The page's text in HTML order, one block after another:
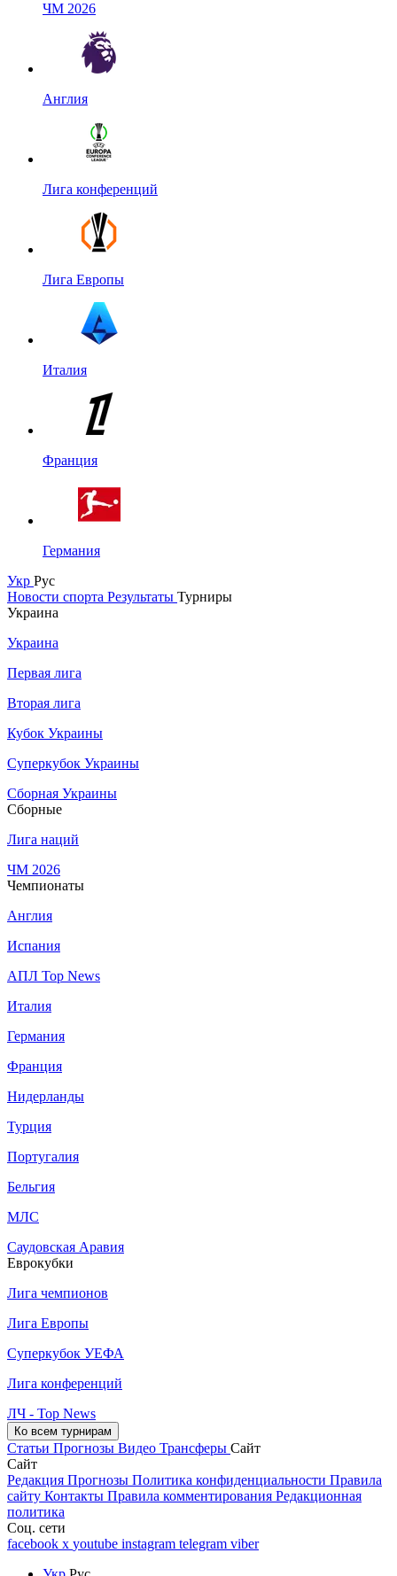
ЧМ 2026
Англия
Лига конференций
Лига Европы
Италия
Франция
Германия
Укр Рус
Новости спорта Результаты Турниры
Украина
Украина
Первая лига
Вторая лига
Кубок Украины
Суперкубок Украины
Сборная Украины
Сборные
Лига наций
ЧМ 2026
Чемпионаты
Англия
Испания
АПЛ Top News
Италия
Германия
Франция
Нидерланды
Турция
Португалия
Бельгия
МЛС
Саудовская Аравия
Еврокубки
Лига чемпионов
Лига Европы
Суперкубок УЕФА
Лига конференций
ЛЧ - Top News
Ко всем турнирам
Статьи Прогнозы Видео Трансферы Сайт
Сайт
Редакция Прогнозы Политика конфиденциальности Правила
сайту Контакты Правила комментирования Редакционная
политика
Соц. сети
facebook x youtube instagram telegram viber